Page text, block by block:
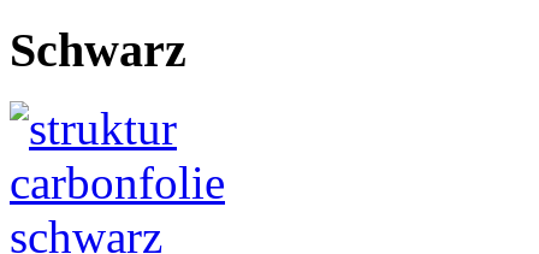
Schwarz